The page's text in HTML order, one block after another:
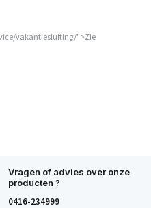
vakantiesluiting/">Zie
Vragen of advies over onze
producten ?
0416-234999